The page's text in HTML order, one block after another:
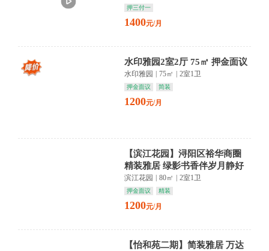
押三付一
1400元/月
水印雅园2室2厅 75㎡ 押金面议
水印雅园 75㎡ 2室1卫
押金面议 简装
1200元/月
【滨江花园】浔阳区裕华商圈
精装雅居 绿影书香伴岁月静好
滨江花园 | 80㎡ | 2室1卫
押金面议 精装
1200元/月
【怡和苑二期】简装雅居 万达